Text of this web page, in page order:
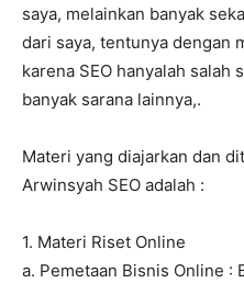
saya, melainkan banyak
dari saya, tentunya dengan
karena SEO hanyalah salah
banyak sarana lainnya,.
Materi yang diajarkan dan
Arwinsyah SEO adalah :
1. Materi Riset Online
a. Pemetaan Bisnis Online :